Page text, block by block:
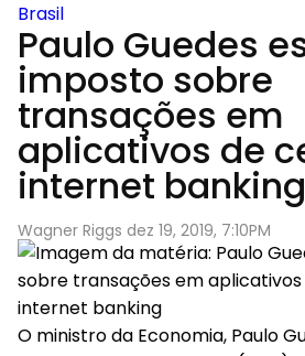
Brasil
Paulo Guedes
imposto sobre
transações em
aplicativos de
internet banking
Wagner Riggs dez 19, 2019, 7:10PM
O ministro da Economia, Paulo